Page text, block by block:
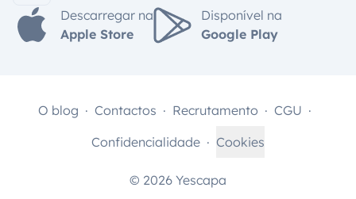
Descarregar na
Apple Store
Disponível na
Google Play
© 2026 Yescapa
O blog Contactos Recrutamento
CGU
Confidencialidade
Cookies